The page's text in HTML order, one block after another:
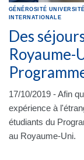
GÉNÉROSITÉ UNIVERSITÉ
INTERNATIONALE
Des
Royaume-
17/10/2019 - Afin
expérience à
étudiants du
au Royaume-Uni.